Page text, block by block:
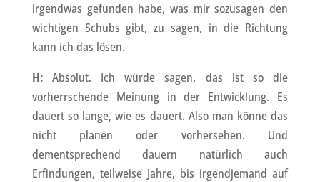
irgendwas gefunden habe, was mir sozusagen den
wichtigen Schubs gibt, zu sagen, in die Richtung
kann ich das lösen.
H:Absolut. Ich würde sagen, das ist so die
vorherrschende Meinung in der Entwicklung. Es
dauert so lange, wie es dauert. Also man könne das
nicht planen oder vorhersehen. Und
dementsprechend dauern natürlich auch
Erfindungen, teilweise Jahre, bis irgendjemand auf